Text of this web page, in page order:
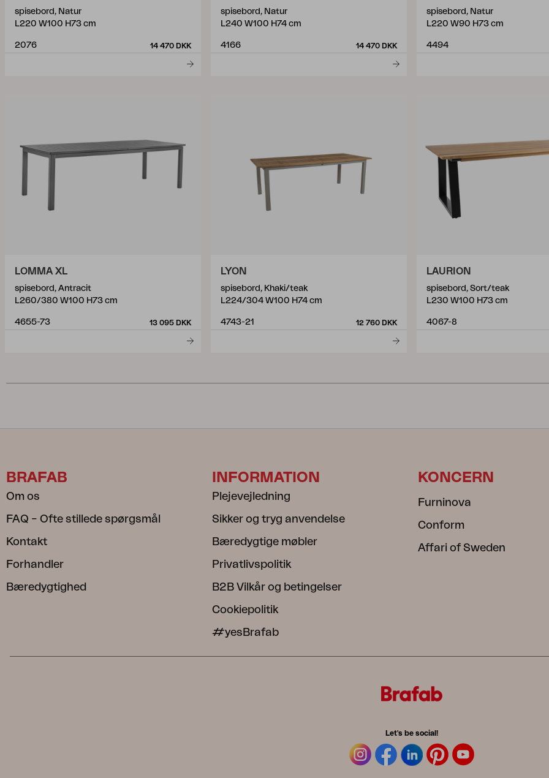
spisebord, Natur
L220 W100 H73 cm
2076 14 470 DKK
spisebord, Natur
L240 W100 H74 cm
4166 14 470 DKK
spisebord, Natur
L220 W90 H73 cm
4494
LOMMA XL
spisebord, Antracit
L260/380 W100 H73 cm
4655-73 13 095 DKK
LYON
spisebord, Khaki/teak
L224/304 W100 H74 cm
4743-21 12 760 DKK
LAURION
spisebord, Sort/teak
L230 W100 H73 cm
4067-8
BRAFAB
Om os
FAQ – Ofte stillede spørgsmål
Kontakt
Forhandler
Bæredygtighed
INFORMATION
Plejevejledning
Sikker og tryg anvendelse
Bæredygtige møbler
Privatlivspolitik
B2B Vilkår og betingelser
Cookiepolitik
#yesBrafab
KONCERN
Furninova
Conform
Affari of Sweden
Let's be social!